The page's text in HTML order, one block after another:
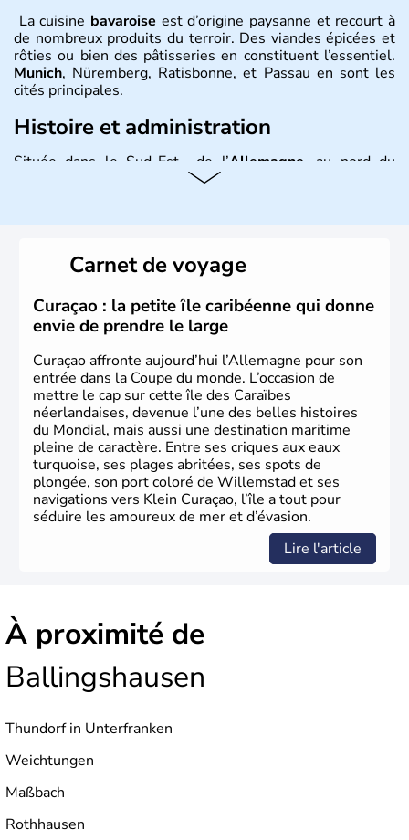
La cuisine bavaroise est d’origine paysanne et recourt à
de nombreux produits du terroir. Des viandes épicées et
rôties ou bien des pâtisseries en constituent l’essentiel.
Munich, Nüremberg, Ratisbonne, et Passau en sont les
cités principales.
Histoire et administration
Située dans le Sud-Est de l’Allemagne , au nord du
fait partie des seize
conservateur.Carnet de voyage
Curaçao : la petite île caribéenne qui donne
envie de prendre le large
Curaçao affronte aujourd’hui l’Allemagne pour son
entrée dans la Coupe du monde. L’occasion de
mettre le cap sur cette île des Caraïbes
néerlandaises, devenue l’une des belles histoires
du Mondial, mais aussi une destination maritime
pleine de caractère. Entre ses criques aux eaux
turquoise, ses plages abritées, ses spots de
plongée, son port coloré de Willemstad et ses
navigations vers Klein Curaçao, l’île a tout pour
séduire les amoureux de mer et d’évasion.
Lire l'article
À proximité de
Ballingshausen
Thundorf in Unterfranken
Weichtungen
Maßbach
Rothhausen